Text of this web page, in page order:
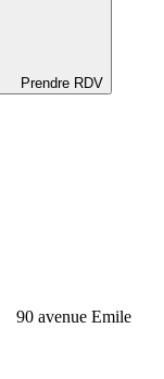
Prendre RDV
90 avenue Emile